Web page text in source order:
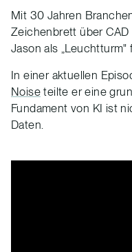
Mit 30 Jahren
Zeichenbrett über
Jason als
In einer aktuellen
Noise teilte er eine
Fundament von KI ist
Daten.